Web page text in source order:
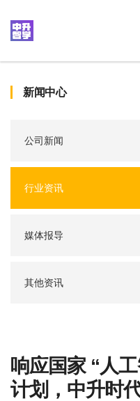
新闻中心
公司新闻
行业资讯
媒体报导
其他资讯
响应国家 “人
计划，中升时